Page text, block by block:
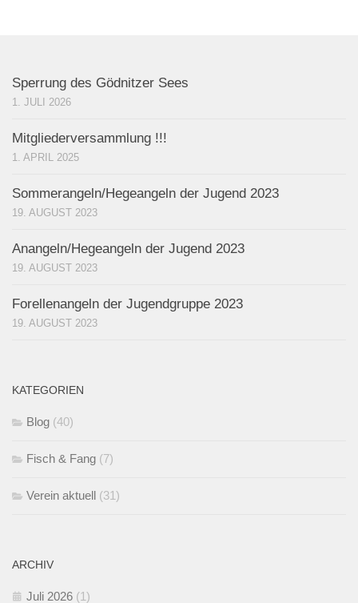
Sperrung des Gödnitzer Sees
1. JULI 2026
Mitgliederversammlung !!!
1. APRIL 2025
Sommerangeln/Hegeangeln der Jugend 2023
19. AUGUST 2023
Anangeln/Hegeangeln der Jugend 2023
19. AUGUST 2023
Forellenangeln der Jugendgruppe 2023
19. AUGUST 2023
KATEGORIEN
Blog (40)
Fisch & Fang (7)
Verein aktuell (31)
ARCHIV
Juli 2026 (1)